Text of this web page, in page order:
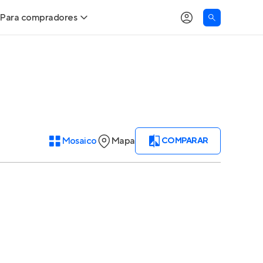
Entrar no Apto
Para compradores
Correção do INCC
Mosaico Mapa COMPARAR